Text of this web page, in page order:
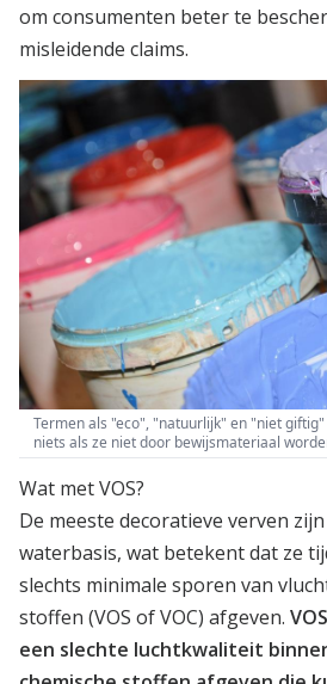
om consumenten beter te
misleidende claims.
Termen als "eco", "natuurlijk" en "niet
niets als ze niet door bewijsmateriaal
Wat met VOS?
De meeste decoratieve verven
waterbasis, wat betekent dat ze
slechts minimale sporen van
stoffen (VOS of VOC) afgeven.
een slechte luchtkwaliteit